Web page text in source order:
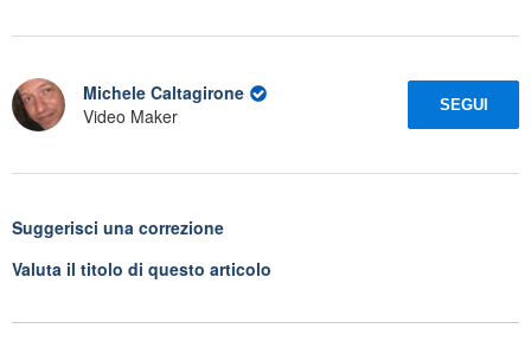
Michele Caltagirone
Video Maker
SEGUI
Suggerisci una correzione
Valuta il titolo di questo articolo